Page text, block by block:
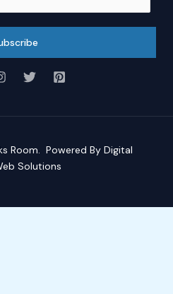
Room. Powered By Digital
Solutions